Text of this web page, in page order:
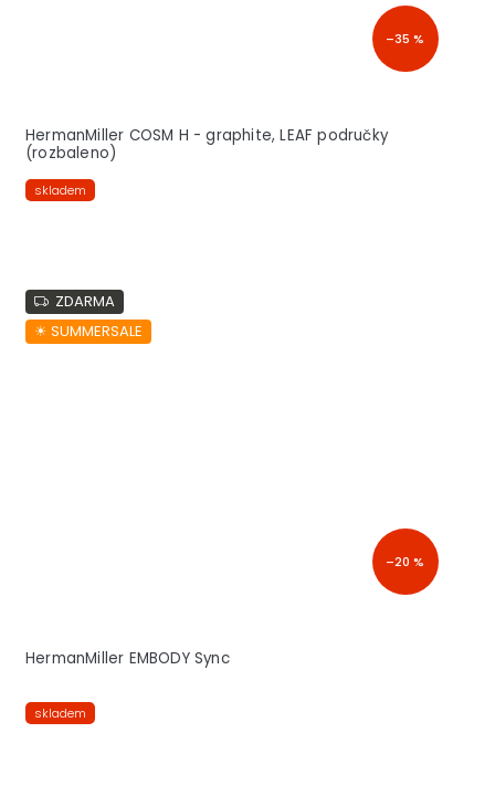
–35 %
HermanMiller COSM H - graphite, LEAF područky
(rozbaleno)
skladem
ZDARMA
☀︎ SUMMERSALE
–20 %
HermanMiller EMBODY Sync
skladem